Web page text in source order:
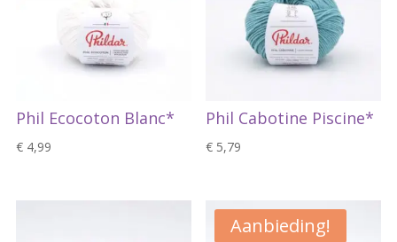
Phil Ecocoton Blanc*
€4,99
Phil Cabotine Piscine*
€ 5,79
Aanbieding!